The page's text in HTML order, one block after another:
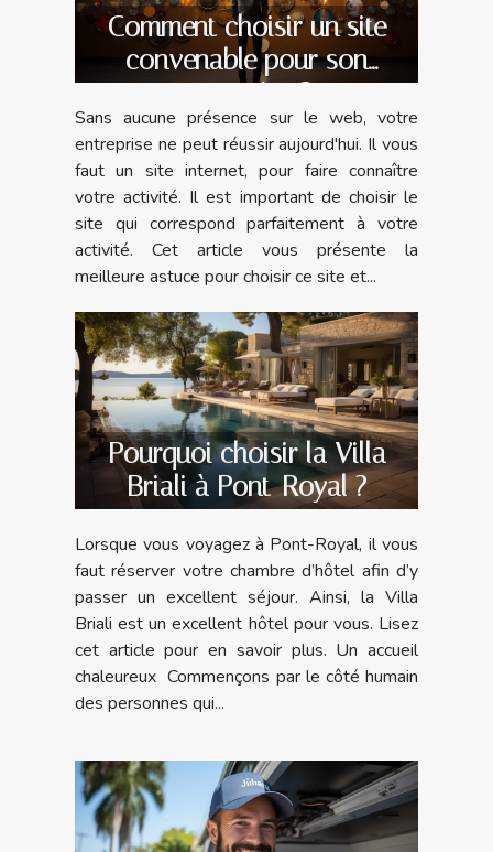
Comment choisir un site
convenable pour son
entreprise ?
Sans aucune présence sur le web, votre
entreprise ne peut réussir aujourd'hui. Il vous
faut un site internet, pour faire connaître
votre activité. Il est important de choisir le
site qui correspond parfaitement à votre
activité. Cet article vous présente la
meilleure astuce pour choisir ce site et...
Pourquoi choisir la Villa
Briali à Pont-Royal ?
Lorsque vous voyagez à Pont-Royal, il vous
faut réserver votre chambre d’hôtel afin d’y
passer un excellent séjour. Ainsi, la Villa
Briali est un excellent hôtel pour vous. Lisez
cet article pour en savoir plus. Un accueil
chaleureux Commençons par le côté humain
des personnes qui...